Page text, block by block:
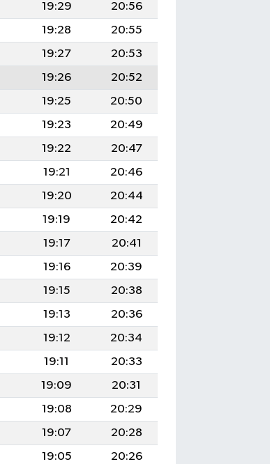
19:29
20:56
19:28
20:55
19:27
20:53
19:26
20:52
19:25
20:50
19:23
20:49
19:22
20:47
19:21
20:46
19:20
20:44
19:19
20:42
19:17
20:41
19:16
20:39
19:15
20:38
19:13
20:36
19:12
20:34
19:11
20:33
19:09
20:31
19:08
20:29
19:07
20:28
19:05 20:26